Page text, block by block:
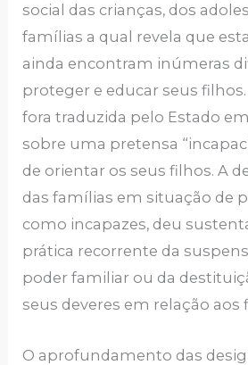
social das crianças, dos
famílias a qual revela que
ainda encontram inúmeras
proteger e educar seus
fora traduzida pelo Estado
sobre uma pretensa
de orientar os seus filhos. A
das famílias em situação de
como incapazes, deu
prática recorrente da
poder familiar ou da
seus deveres em relação aos
O aprofundamento das